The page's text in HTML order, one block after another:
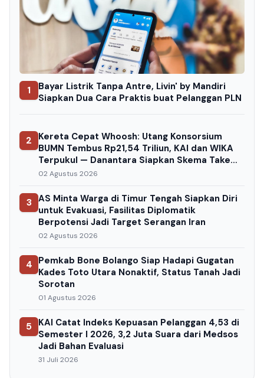
1
Bayar Listrik Tanpa Antre, Livin' by Mandiri
Siapkan Dua Cara Praktis buat Pelanggan PLN
2
Kereta Cepat Whoosh: Utang Konsorsium
BUMN Tembus Rp21,54 Triliun, KAI dan WIKA
Terpukul — Danantara Siapkan Skema Take
Over
02 Agustus 2026
3 AS Minta Warga di Timur Tengah Siapkan Diri
untuk Evakuasi, Fasilitas Diplomatik
Berpotensi Jadi Target Serangan Iran
02 Agustus 2026
4 Pemkab Bone Bolango Siap Hadapi Gugatan
Kades Toto Utara Nonaktif, Status Tanah Jadi
Sorotan
01 Agustus 2026
5
KAI Catat Indeks Kepuasan Pelanggan 4,53 di
Semester I 2026, 3,2 Juta Suara dari Medsos
Jadi Bahan Evaluasi
31 Juli 2026